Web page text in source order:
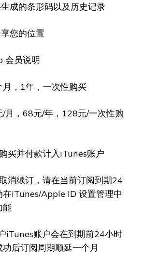
成的条形码以及历史记录
您的位置
会员说明
，1年，一次性购买
月，68元/年，128元/一次性购
买并付款计入iTunes账户
消续订，请在当前订阅到期24
在iTunes/Apple ID 设置管理中
能
iTunes账户会在到期前24小时
后订阅周期顺延一个月